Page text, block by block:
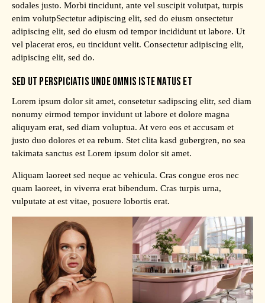
sodales justo. Morbi tincidunt, ante vel suscipit volutpat, turpis
enim volutpSectetur adipiscing elit, sed do eiusm onsectetur
adipiscing elit, sed do eiusm od tempor incididunt ut labore. Ut
vel placerat eros, eu tincidunt velit. Consectetur adipiscing elit,
adipiscing elit, sed do.
SED UT PERSPICIATIS UNDE OMNIS ISTE NATUS ET
Lorem ipsum dolor sit amet, consetetur sadipscing elitr, sed diam
nonumy eirmod tempor invidunt ut labore et dolore magna
aliquyam erat, sed diam voluptua. At vero eos et accusam et
justo duo dolores et ea rebum. Stet clita kasd gubergren, no sea
takimata sanctus est Lorem ipsum dolor sit amet.
Aliquam laoreet sed neque ac vehicula. Cras congue eros nec
quam laoreet, in viverra erat bibendum. Cras turpis urna,
vulputate at est vitae, posuere lobortis erat.